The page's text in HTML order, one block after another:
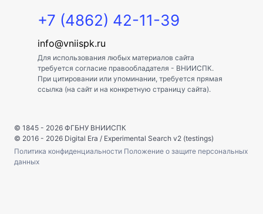
+7 (4862) 42-11-39
info@vniispk.ru
Для использования любых материалов сайта
требуется согласие правообладателя - ВНИИСПК.
При цитировании или упоминании, требуется прямая
ссылка (на сайт и на конкретную страницу сайта).
© 1845 - 2026 ФГБНУ ВНИИСПК
© 2016 - 2026 Digital Era / Experimental Search v2 (testings)
Политика конфиденциальности Положение о защите персональных
данных